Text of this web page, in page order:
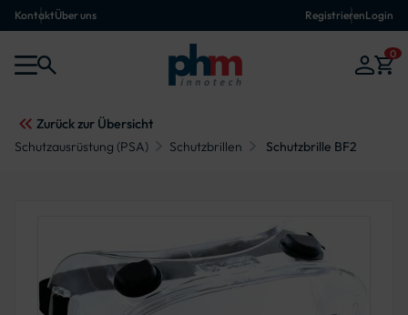
KontaktÜber uns RegistrierenLogin
0
Zurück zur Übersicht
Schutzausrüstung (PSA)
Schutzbrillen Schutzbrille BF2